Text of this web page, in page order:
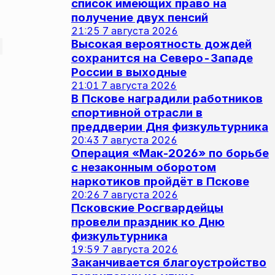
список имеющих право на
получение двух пенсий
21:25 7 августа 2026
Высокая вероятность дождей
сохранится на Северо-Западе
России в выходные
21:01 7 августа 2026
В Пскове наградили работников
спортивной отрасли в
преддверии Дня физкультурника
20:43 7 августа 2026
Операция «Мак‑2026» по борьбе
с незаконным оборотом
наркотиков пройдёт в Пскове
20:26 7 августа 2026
Псковские Росгвардейцы
провели праздник ко Дню
физкультурника
19:59 7 августа 2026
Заканчивается благоустройство